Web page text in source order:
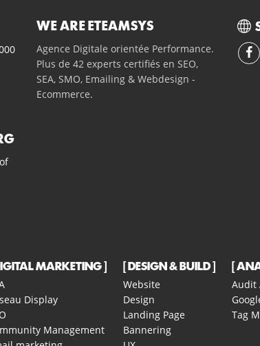
WE ARE ETEAMSYS
Agence Digitale orientée Performance.
Plus de 42 experts certifiés en SEO,
SEA, SMO, Emailing & Webdesign -
Ecommerce.
MARKETING
Display
Management
DESIGN & BUILD
Website
Design
Landing Page
Bannering
Audit
Tag